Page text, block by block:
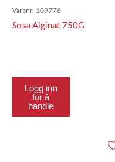
Varenr: 109776
Sosa Alginat 750G
Logg inn
for å
handle